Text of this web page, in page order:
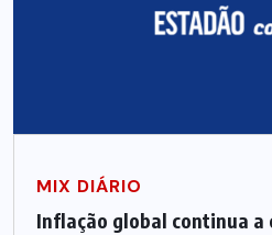
MIX DIÁRIO
Inflação global continua a